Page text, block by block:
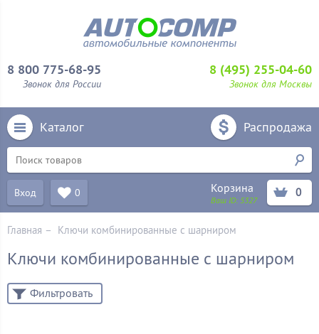
8 800 775-68-95
Звонок для России
8 (495) 255-04-60
Звонок для Москвы
Каталог Распродажа
Вход 0 Корзина
Ваш ID: 5327
0
Главная – Ключи комбинированные с шарниром
Ключи комбинированные с шарниром
Фильтровать